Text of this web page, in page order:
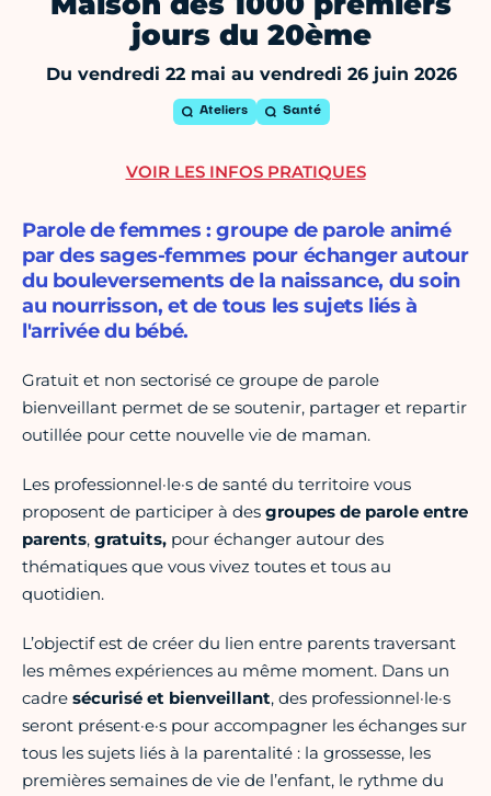
jours du 20ème
Du vendredi 22 mai au vendredi 26 juin 2026
Ateliers Santé
Parole de femmes : groupe de parole animé
par des sages-femmes pour échanger autour
du bouleversements de la naissance, du soin
au nourrisson, et de tous les sujets liés à
l'arrivée du bébé.
Gratuit et non sectorisé ce groupe de parole
bienveillant permet de se soutenir, partager et repartir
outillée pour cette nouvelle vie de maman.
Les professionnel·le·s de santé du territoire vous
proposent de participer à des groupes de parole entre
parents, gratuits, pour échanger autour des
thématiques que vous vivez toutes et tous au
quotidien.
L’objectif est de créer du lien entre parents traversant
les mêmes expériences au même moment. Dans un
cadre sécurisé et bienveillant, des professionnel·le·s
seront présent·e·s pour accompagner les échanges sur
tous les sujets liés à la parentalité : la grossesse, les
premières semaines de vie de l’enfant, le rythme du
VOIR LES INFOS PRATIQUES